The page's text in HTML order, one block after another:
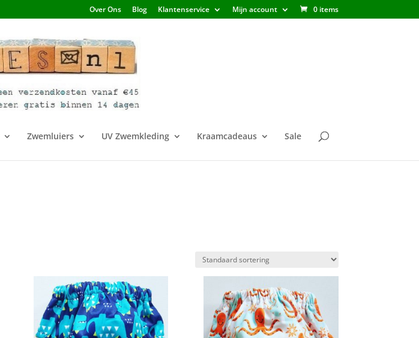
Over Ons Blog Klantenservice Mijn account 0 items
Zwemluiers UV Zwemkleding Kraamcadeaus Sale